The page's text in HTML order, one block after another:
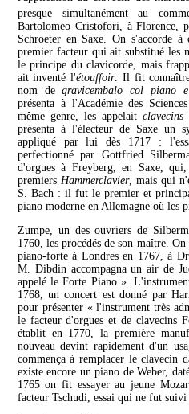
presque simultanément au
Bartolomeo Cristofori, à Florence,
Schroeter en Saxe. On s'accorde
premier facteur qui ait substitué les
le principe du clavicorde, mais
ait inventé l'étouffoir. Il fit
nom degravicembalo col piano
présenta à l'Académie des
même genre, les appelait
présenta à l'électeur de Saxe un
appliqué par lui dès 1717 :
perfectionné par Gottfried
d'orgues à Freyberg, en Saxe,
premiers Hammerclavier, mais qui
S. Bach : il fut le premier et
piano moderne en Allemagne où les
Zumpe, un des ouvriers de
1760, les procédés de son maître.
piano-forte à Londres en 1767, à
M. Dibdin accompagna un air de
appelé le Forte Piano ».
1768, un concert est donné par
pour présenter « l'instrument très
le facteur d'orgues et de clavecins
établit en 1770, la première
nouveau devint rapidement d'un
commença à remplacer le clavecin
existe encore un piano de Weber,
1765 on fit essayer au jeune
facteur Tschudi, essai qui ne fut suivi